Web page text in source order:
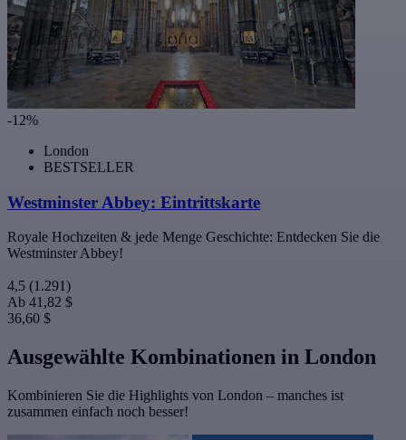
-12%
London
BESTSELLER
Westminster Abbey: Eintrittskarte
Royale Hochzeiten & jede Menge Geschichte: Entdecken Sie die
Westminster Abbey!
4,5 (1.291)
Ab 41,82 $
36,60 $
Ausgewählte Kombinationen in London
Kombinieren Sie die Highlights von London – manches ist
zusammen einfach noch besser!